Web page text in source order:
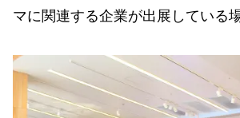
マに関連する企業が出展している場